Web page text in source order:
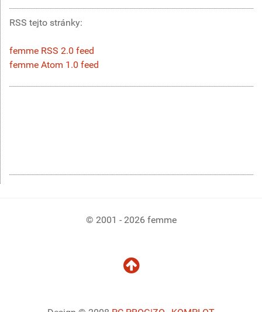
RSS tejto stránky:
femme RSS 2.0 feed
femme Atom 1.0 feed
© 2001 - 2026 femme